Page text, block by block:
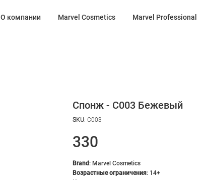
О компании Marvel Cosmetics
Marvel Professional
Спонж - С003 Бежевый
SKU: С003
330
Brand : Marvel Cosmetics
Возрастные ограничения: 14+